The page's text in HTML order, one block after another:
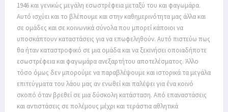
1946 και γενικώς μεγάλη εσωστρέφεια μεταξύ του και φαγωμάρα.
Αυτό ισχύει και το βλέπουμε και στην καθημερινότητα μας άλλα και
σε ομάδες και σε κοινωνικά σύνολα που μπορεί κάποιοι να
υποσκάπτουν καταστάσεις για να επωφεληθούν. Αυτό πιστεύω πως
θα ήταν καταστροφικό σε μια ομάδα και να ξεκινήσει οποιαδήποτε
εσωστρέφεια και φαγωμάρα ανεξαρτήτου αποτελέσματος. Άλλο
τόσο όμως δεν μπορούμε να παραβλέψουμε και ιστορικά τα μεγάλα
επιτεύγματα του λάου μας αν ενωθεί και παλέψει για ένα κοινό
σκοπό όταν βρεθεί σε μια δύσκολη κατάσταση. Από επαναστάσεις
και αντιστάσεις σε πολέμους μέχρι και τεράστια αθλητικά